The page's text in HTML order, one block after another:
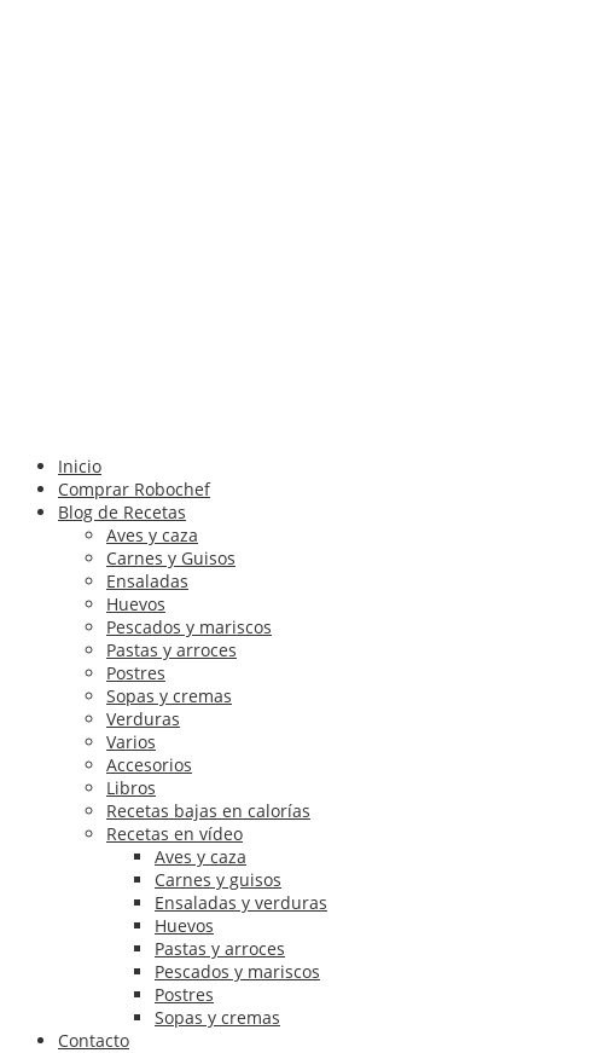
Inicio
Comprar Robochef
Blog de Recetas
Aves y caza
Carnes y Guisos
Ensaladas
Huevos
Pescados y mariscos
Pastas y arroces
Postres
Sopas y cremas
Verduras
Varios
Accesorios
Libros
Recetas bajas en calorías
Recetas en vídeo
Aves y caza
Carnes y guisos
Ensaladas y verduras
Huevos
Pastas y arroces
Pescados y mariscos
Postres
Sopas y cremas
Contacto